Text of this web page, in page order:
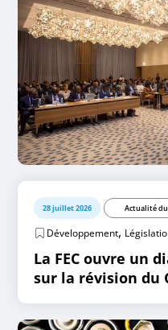
28 juillet 2026 Actualité du
Développement,
La FEC ouvre un
sur la révision du